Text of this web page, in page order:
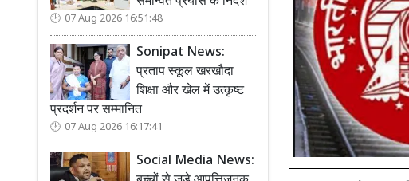
07 Aug 2026 16:51:48
Sonipat News:
प्रताप स्कूल खरखौदा
शिक्षा और खेल में उत्कृष्ट
प्रदर्शन पर सम्मानित
07 Aug 2026 16:17:41
Social Media News: